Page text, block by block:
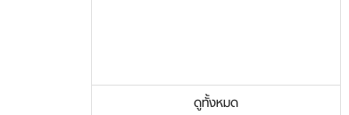
ดูทั้งหมด